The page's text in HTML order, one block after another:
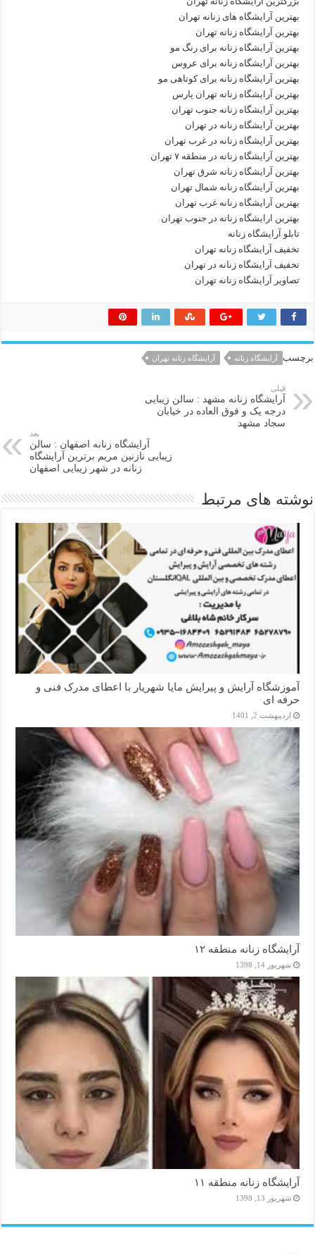
بهترین آرایشگاه های زنانه تهران
بهترین آرایشگاه زنانه تهران
بهترین آرایشگاه زنانه برای رنگ مو
بهترین آرایشگاه زنانه برای عروس
بهترین آرایشگاه زنانه برای کوتاهی مو
بهترین آرایشگاه زنانه تهران پارس
بهترین آرایشگاه زنانه جنوب تهران
بهترین آرایشگاه زنانه در تهران
بهترین آرایشگاه زنانه در غرب تهران
بهترین آرایشگاه زنانه در منطقه ۷ تهران
بهترین آرایشگاه زنانه شرق تهران
بهترین آرایشگاه زنانه شمال تهران
بهترین آرایشگاه زنانه غرب تهران
بهترین ارایشگاه زنانه در جنوب تهران
تابلو آرایشگاه زنانه
تخفیف آرایشگاه زنانه تهران
تخفیف آرایشگاه زنانه در تهران
تصاویر آرایشگاه زنانه تهران
برچسب آرایشگاه زنانه آرایشگاه زنانه تهران
قبلی
آرایشگاه زنانه مشهد : سالن زیبایی
درجه یک و فوق العاده در خیابان
سجاد مشهد
بعد
آرایشگاه زنانه اصفهان : سالن
زیبایی نازنین مریم برترین آرایشگاه
زنانه در شهر زیبایی اصفهان
نوشته های مرتبط
آموزشگاه آرایش و پیرایش مایا شهریار با اعطای مدرک فنی و
حرفه ای
اردیبهشت 2, 1401
آرایشگاه زنانه منطقه ۱۲
شهریور 14, 1398
آرایشگاه زنانه منطقه ۱۱
شهریور 13, 1398